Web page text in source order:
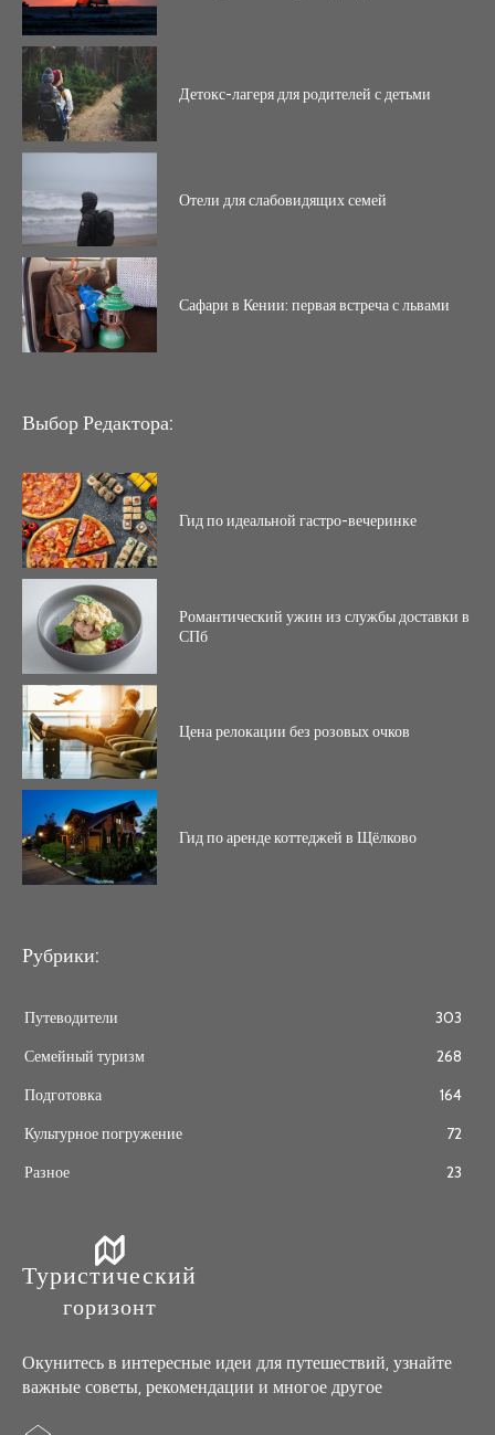
Детокс-лагеря для родителей с детьми
Отели для слабовидящих семей
Сафари в Кении: первая встреча с львами
Выбор Редактора:
Гид по идеальной гастро-вечеринке
Романтический ужин из службы доставки в
СПб
Цена релокации без розовых очков
Гид по аренде коттеджей в Щёлково
Рубрики:
Путеводители
303
Семейный туризм
268
Подготовка
164
Культурное погружение
72
Разное
23
Туристический
горизонт
Окунитесь в интересные идеи для путешествий, узнайте
важные советы, рекомендации и многое другое